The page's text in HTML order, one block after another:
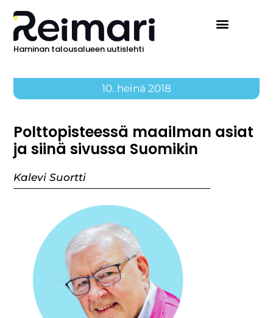
Haminan talousalueen uutislehti
10. heinä 2018
Polttopisteessä maailman asiat
ja siinä sivussa Suomikin
Kalevi Suortti